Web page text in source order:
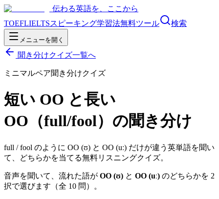
伝わる英語を、ここから
TOEFLIELTSスピーキング学習法無料ツール 検索
メニューを開く
聞き分けクイズ一覧へ
ミニマルペア聞き分けクイズ
短い OO と長い
OO（full/fool）の聞き分け
full / fool のように OO (ʊ) と OO (uː) だけが違う英単語を聞い
て、どちらかを当てる無料リスニングクイズ。
音声を聞いて、流れた語が OO (ʊ) と OO (uː) のどちらかを 2
択で選びます（全 10 問）。